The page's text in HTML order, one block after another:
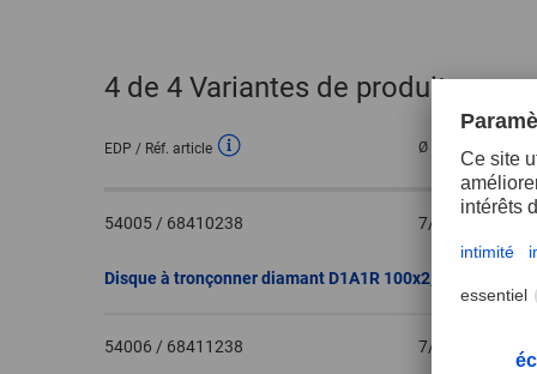
4 de 4 Variantes de produit
EDP / Réf. article Ø d’alésage
54005 / 68410238 7/8 Inch
54006 / 68411238 7/8 Inch